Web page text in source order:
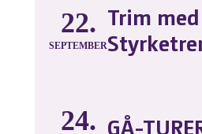
22.
SEPTEMBER
Trim med
24. GÅ-